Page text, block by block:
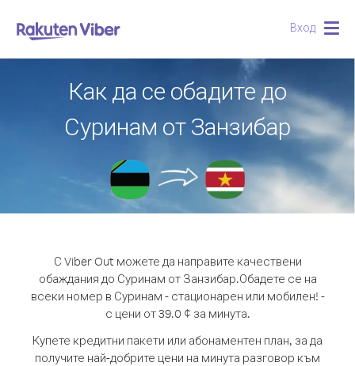
Вход
Как да се обадите до
Суринам от Занзибар
С Viber Out можете да направите качествени
обаждания до Суринам от Занзибар.Обадете се на
всеки номер в Суринам - стационарен или мобилен! -
с цени от 39.0 ¢ за минута.
Купете кредитни пакети или абонаментен план, за да
получите най-добрите цени на минута разговор към